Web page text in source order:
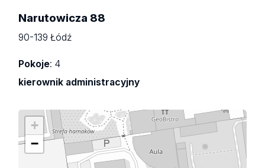
Narutowicza 88
90-139 Łódź
Pokoje: 4
kierownik administracyjny
+
−